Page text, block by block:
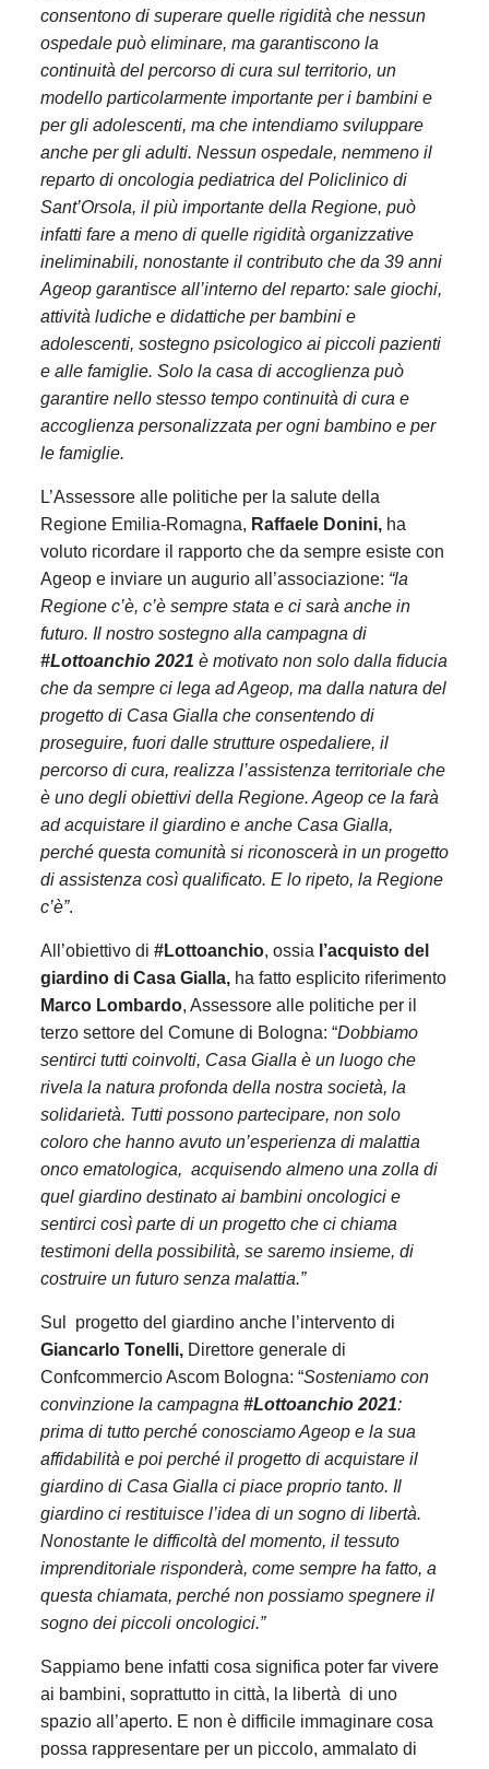
consentono di superare quelle rigidità che nessun
ospedale può eliminare, ma garantiscono la
continuità del percorso di cura sul territorio, un
modello particolarmente importante per i bambini e
per gli adolescenti, ma che intendiamo sviluppare
anche per gli adulti. Nessun ospedale, nemmeno il
reparto di oncologia pediatrica del Policlinico di
Sant’Orsola, il più importante della Regione, può
infatti fare a meno di quelle rigidità organizzative
ineliminabili, nonostante il contributo che da 39 anni
Ageop garantisce all’interno del reparto: sale giochi,
attività ludiche e didattiche per bambini e
adolescenti, sostegno psicologico ai piccoli pazienti
e alle famiglie. Solo la casa di accoglienza può
garantire nello stesso tempo continuità di cura e
accoglienza personalizzata per ogni bambino e per
le famiglie.
L’Assessore alle politiche per la salute della
Regione Emilia-Romagna, Raffaele Donini, ha
voluto ricordare il rapporto che da sempre esiste con
Ageop e inviare un augurio all’associazione: “la
Regione c’è, c’è sempre stata e ci sarà anche in
futuro. Il nostro sostegno alla campagna di
#Lottoanchio 2021 è motivato non solo dalla fiducia
che da sempre ci lega ad Ageop, ma dalla natura del
progetto di Casa Gialla che consentendo di
proseguire, fuori dalle strutture ospedaliere, il
percorso di cura, realizza l’assistenza territoriale che
è uno degli obiettivi della Regione. Ageop ce la farà
ad acquistare il giardino e anche Casa Gialla,
perché questa comunità si riconoscerà in un progetto
di assistenza così qualificato. E lo ripeto, la Regione
c’è”.
All’obiettivo di #Lottoanchio, ossia l’acquisto del
giardino di Casa Gialla,ha fatto esplicito riferimento
Marco Lombardo, Assessore alle politiche per il
terzo settore del Comune di Bologna: “Dobbiamo
sentirci tutti coinvolti, Casa Gialla è un luogo che
rivela la natura profonda della nostra società, la
solidarietà. Tutti possono partecipare, non solo
coloro che hanno avuto un’esperienza di malattia
onco ematologica, acquisendo almeno una zolla di
quel giardino destinato ai bambini oncologici e
sentirci così parte di un progetto che ci chiama
testimoni della possibilità, se saremo insieme, di
costruire un futuro senza malattia.”
Sul progetto del giardino anche l’intervento di
Giancarlo Tonelli, Direttore generale di
Confcommercio Ascom Bologna: “Sosteniamo con
convinzione la campagna #Lottoanchio 2021:
prima di tutto perché conosciamo Ageop e la sua
affidabilità e poi perché il progetto di acquistare il
giardino di Casa Gialla ci piace proprio tanto. Il
giardino ci restituisce l’idea di un sogno di libertà.
Nonostante le difficoltà del momento, il tessuto
imprenditoriale risponderà, come sempre ha fatto, a
questa chiamata, perché non possiamo spegnere il
sogno dei piccoli oncologici.”
Sappiamo bene infatti cosa significa poter far vivere
ai bambini, soprattutto in città, la libertà di uno
spazio all’aperto. E non è difficile immaginare cosa
possa rappresentare per un piccolo, ammalato di